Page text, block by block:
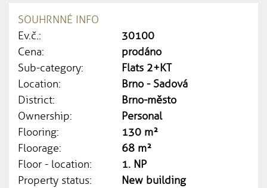
SOUHRNNÉ INFO
Ev.č.:
30100
Cena:
prodáno
Sub-category:
Flats 2+KT
Location:
Brno - Sadová
District:
Brno-město
Ownership:
Personal
Flooring:
130 m²
Floorage:
68 m²
Floor - location:
1. NP
Property status:
New building